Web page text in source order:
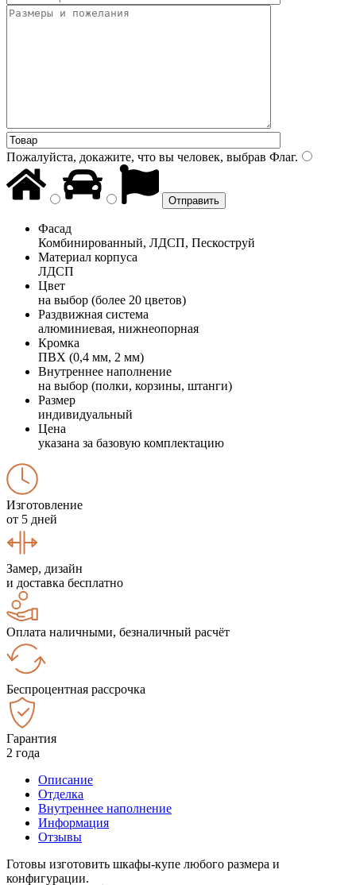
Пожалуйста, докажите, что вы человек, выбрав Флаг.
Фасад
Комбинированный, ЛДСП, Пескоструй
Материал корпуса
ЛДСП
Цвет
на выбор (более 20 цветов)
Раздвижная система
алюминиевая, нижнеопорная
Кромка
ПВХ (0,4 мм, 2 мм)
Внутреннее наполнение
на выбор (полки, корзины, штанги)
Размер
индивидуальный
Цена
указана за базовую комплектацию
Изготовление
от 5 дней
Замер, дизайн
и доставка бесплатно
Оплата наличными, безналичный расчёт
Беспроцентная рассрочка
Гарантия
2 года
Описание
Отделка
Внутреннее наполнение
Информация
Отзывы
Готовы изготовить шкафы-купе любого размера и
конфигурации.